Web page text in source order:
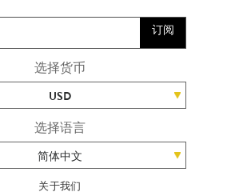
订阅
选择货币
USD
选择语言
简体中文
关于我们